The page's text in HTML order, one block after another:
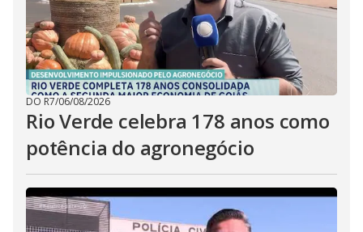
DO R7/06/08/2026
Rio Verde celebra 178 anos como
potência do agronegócio